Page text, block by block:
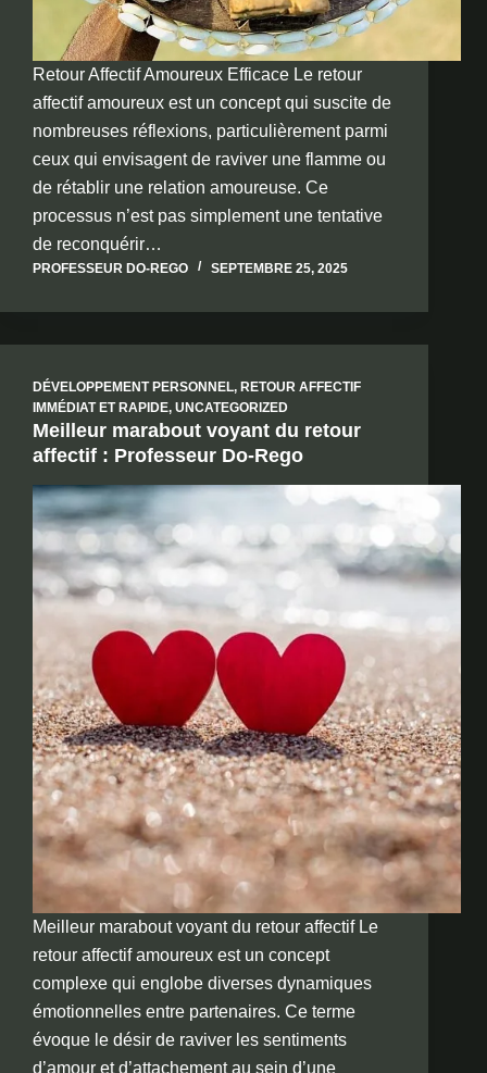
Retour Affectif Amoureux Efficace Le retour
affectif amoureux est un concept qui suscite de
nombreuses réflexions, particulièrement parmi
ceux qui envisagent de raviver une flamme ou
de rétablir une relation amoureuse. Ce
processus n’est pas simplement une tentative
de reconquérir…
PROFESSEUR DO-REGO SEPTEMBRE 25, 2025
DÉVELOPPEMENT PERSONNEL, RETOUR AFFECTIF
IMMÉDIAT ET RAPIDE, UNCATEGORIZED
Meilleur marabout voyant du retour
affectif : Professeur Do-Rego
Meilleur marabout voyant du retour affectif Le
retour affectif amoureux est un concept
complexe qui englobe diverses dynamiques
émotionnelles entre partenaires. Ce terme
évoque le désir de raviver les sentiments
d’amour et d’attachement au sein d’une